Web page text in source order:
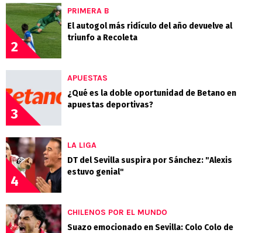
2
PRIMERA B
El autogol más ridículo del año devuelve al
triunfo a Recoleta
3
APUESTAS
¿Qué es la doble oportunidad de Betano en
apuestas deportivas?
4
LA LIGA
DT del Sevilla suspira por Sánchez: "Alexis
estuvo genial"
CHILENOS POR EL MUNDO
Suazo emocionado en Sevilla: Colo Colo de